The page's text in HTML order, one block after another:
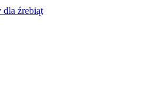
dla źrebiąt